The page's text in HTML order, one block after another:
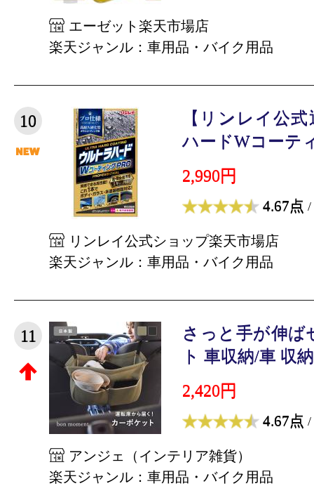
エーゼット楽天市場店
楽天ジャンル：車用品・バイク用品
10
【リンレイ公
ハードWコーテ
2,990円
4.67点 /
リンレイ公式ショップ楽天市場店
楽天ジャンル：車用品・バイク用品
11
さっと手が伸ば
ト 車収納/車 収
2,420円
4.67点 /
アンジェ（インテリア雑貨）
楽天ジャンル：車用品・バイク用品